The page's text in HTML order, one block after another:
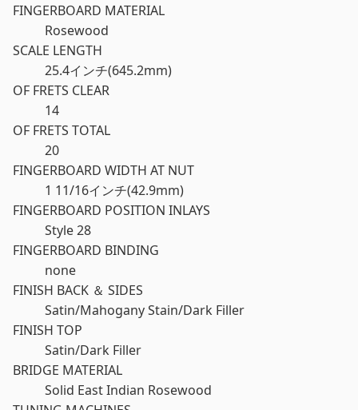
FINGERBOARD MATERIAL
Rosewood
SCALE LENGTH
25.4インチ(645.2mm)
OF FRETS CLEAR
14
OF FRETS TOTAL
20
FINGERBOARD WIDTH AT NUT
1 11/16インチ(42.9mm)
FINGERBOARD POSITION INLAYS
Style 28
FINGERBOARD BINDING
none
FINISH BACK ＆ SIDES
Satin/Mahogany Stain/Dark Filler
FINISH TOP
Satin/Dark Filler
BRIDGE MATERIAL
Solid East Indian Rosewood